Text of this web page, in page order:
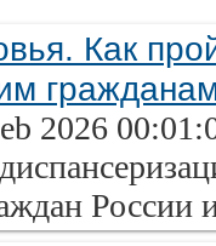
Как
2026
России